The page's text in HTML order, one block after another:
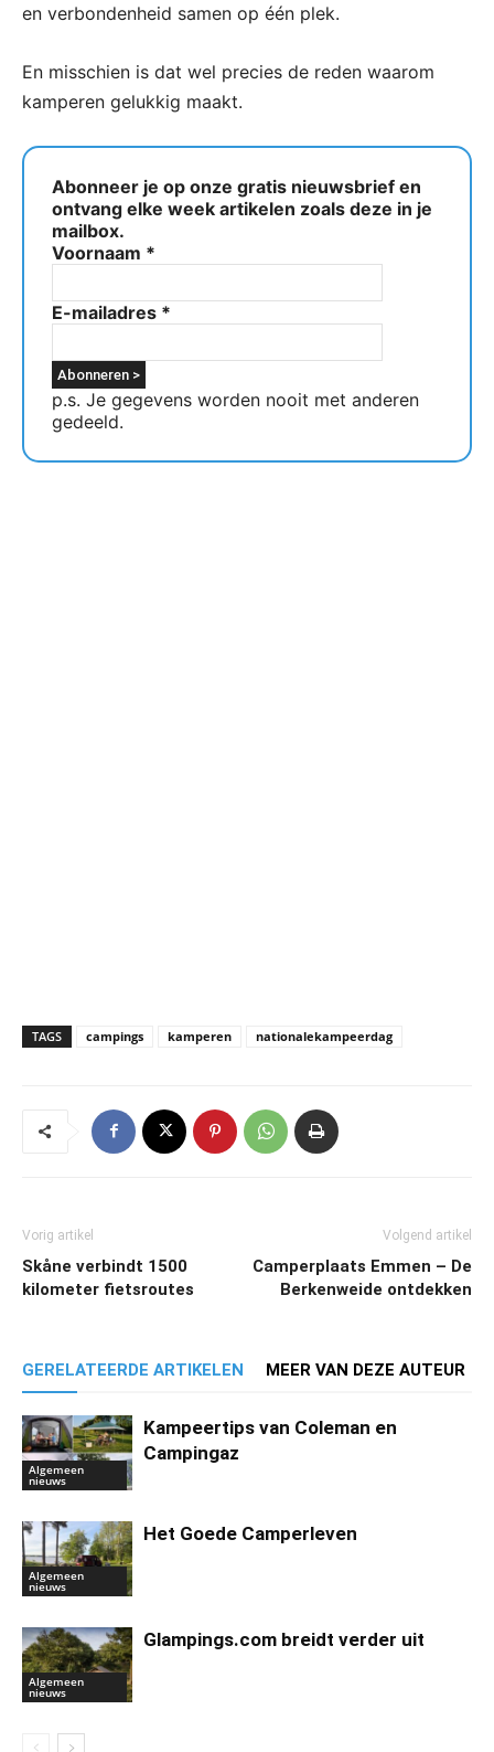
en verbondenheid samen op één plek.
En misschien is dat wel precies de reden waarom
kamperen gelukkig maakt.
Abonneer je op onze gratis nieuwsbrief en
ontvang elke week artikelen zoals deze in je
mailbox.
Voornaam *
E-mailadres *
p.s. Je gegevens worden nooit met anderen
gedeeld.
TAGS campings kamperen nationalekampeerdag
Vorig artikel
Skåne verbindt 1500
kilometer fietsroutes
Volgend artikel
Camperplaats Emmen – De
Berkenweide ontdekken
GERELATEERDE ARTIKELEN MEER VAN DEZE AUTEUR
Algemeen
nieuws
Kampeertips van Coleman en
Campingaz
Algemeen
nieuws
Het Goede Camperleven
Algemeen
nieuws
Glampings.com breidt verder uit